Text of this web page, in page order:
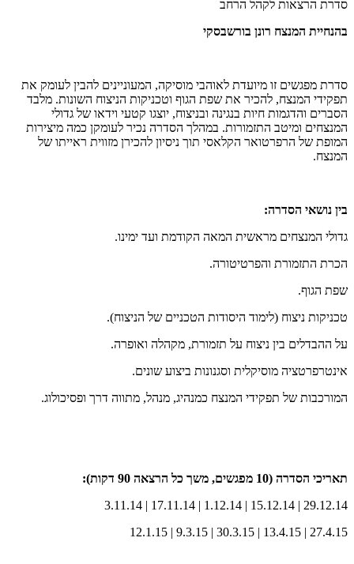
סדרת הרצאות לקהל הרחב
בהנחיית המנצח רונן בורשבסקי
סדרת מפגשים זו מיועדת לאוהבי מוסיקה, המעוניינים להבין לעומק את
תפקידי המנצח, להכיר את שפת הגוף וטכניקות הניצוח השונות. מלבד
הסברים והדגמות חיות בנגינה ובניצוח, יוצגו קטעי וידאו של גדולי
המנצחים ומיטב התזמורות. במהלך הסדרה נכיר לעומקן כמה מיצירות
המופת של הרפרטואר הקלאסי תוך ניסיון להכירן מזווית ראייתו של
המנצח.
בין נושאי הסדרה:
גדולי המנצחים מראשית המאה הקודמת ועד ימינו.
הכרת התזמורת והפרטיטורה.
שפת הגוף.
טכניקות ניצוח (לימוד היסודות הטכניים של הניצוח).
על ההבדלים בין ניצוח על תזמורת, מקהלה ואופרה.
אינטרפרטציה מוסיקלית וסגנונות ביצוע שונים.
המורכבות של תפקידי המנצח כמנהיג, מנהל, מתווה דרך ופסיכולוג.
תאריכי הסדרה (10 מפגשים, משך כל הרצאה 90 דקות):
29.12.14 | 15.12.14 | 1.12.14 | 17.11.14 | 3.11.14
27.4.15 | 13.4.15 | 30.3.15 | 9.3.15 | 12.1.15